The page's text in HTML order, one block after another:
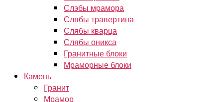
Слэбы мрамора
Слябы травертина
Слябы кварца
Слябы оникса
Гранитные блоки
Мраморные блоки
Камень
Гранит
Мрамор